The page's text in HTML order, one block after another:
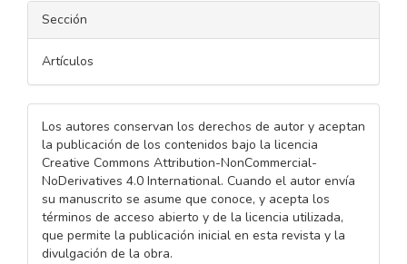
Sección
Artículos
Los autores conservan los derechos de autor y aceptan
la publicación de los contenidos bajo la licencia
Creative Commons Attribution-NonCommercial-
NoDerivatives 4.0 International. Cuando el autor envía
su manuscrito se asume que conoce, y acepta los
términos de acceso abierto y de la licencia utilizada,
que permite la publicación inicial en esta revista y la
divulgación de la obra.